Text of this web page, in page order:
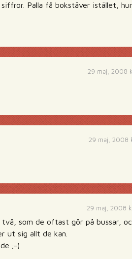
Palla få bokstäver istället,
29 maj, 2008
29 maj, 2008
29 maj, 2008
som de oftast gör på bussar,
ut sig allt de kan.
;-)